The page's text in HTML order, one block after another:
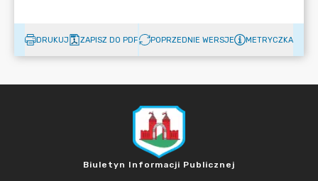
DRUKUJ ZAPISZ DO PDF POPRZEDNIE WERSJE METRYCZKA
Biuletyn Informacji Publicznej